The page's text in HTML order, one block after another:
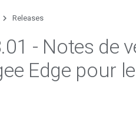
Releases
.01 - Notes de
Edge pour